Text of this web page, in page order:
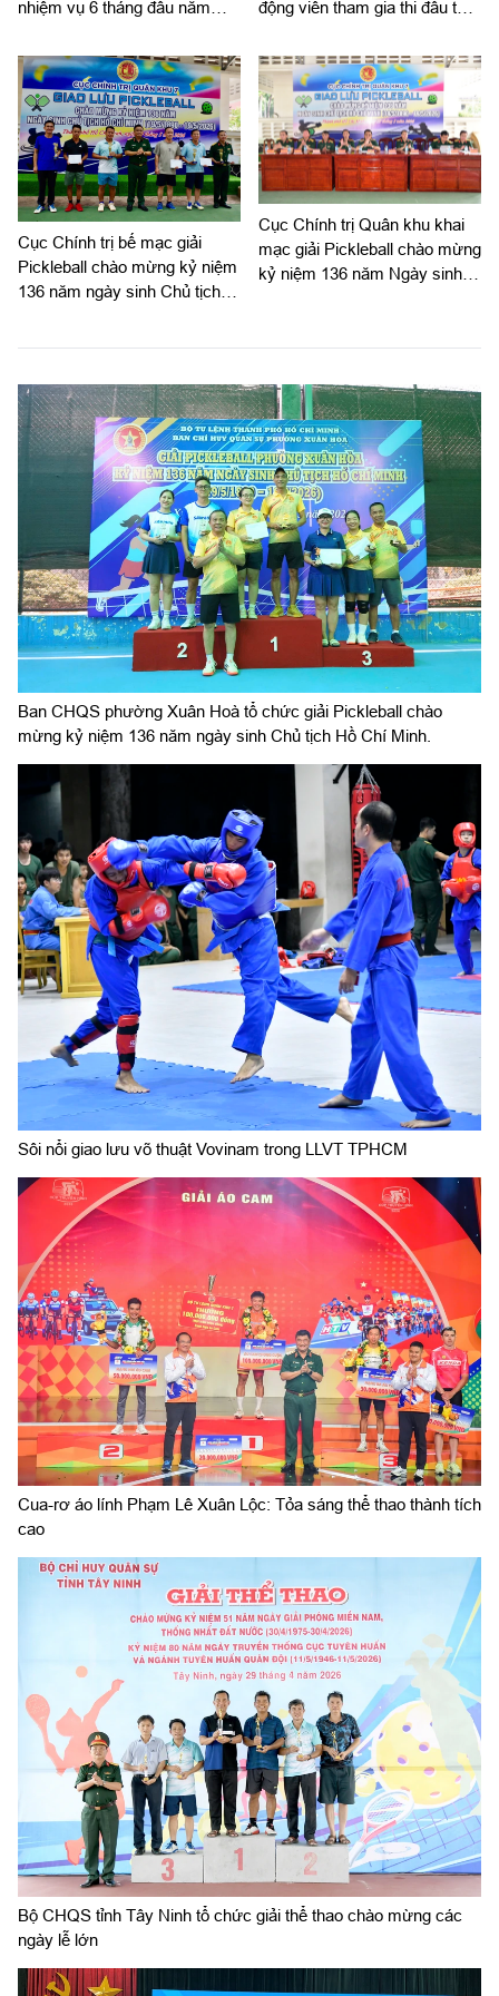
nhiệm vụ 6 tháng đầu năm
thể thao Quốc phòng II
động viên tham gia thi đấu thể
Cục Chính trị bế mạc giải
Pickleball chào mừng kỷ niệm
136 năm ngày sinh Chủ tịch
Cục Chính trị Quân khu khai
mạc giải Pickleball chào mừng
kỷ niệm 136 năm Ngày sinh
Ban CHQS phường Xuân Hoà tổ chức giải Pickleball chào
mừng kỷ niệm 136 năm ngày sinh Chủ tịch Hồ Chí Minh.
Sôi nổi giao lưu võ thuật Vovinam trong LLVT TPHCM
Cua-rơ áo lính Phạm Lê Xuân Lộc: Tỏa sáng thể thao thành tích
cao
Bộ CHQS tỉnh Tây Ninh tổ chức giải thể thao chào mừng các
ngày lễ lớn